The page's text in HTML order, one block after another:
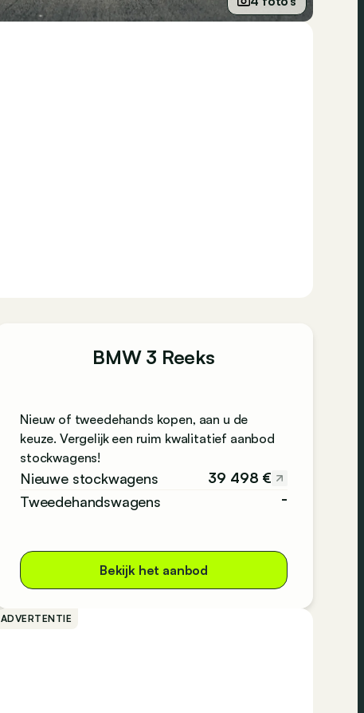
BMW 3 Reeks
Nieuw of tweedehands kopen, aan u de
keuze. Vergelijk een ruim kwalitatief aanbod
stockwagens!
Nieuwe stockwagens
39 498 €
Tweedehandswagens
-
Bekijk het aanbod
ADVERTENTIE